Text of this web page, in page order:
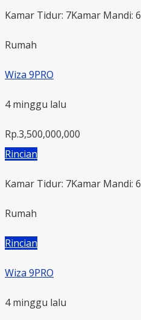
Kamar Tidur: 7Kamar Mandi: 6
Rumah
Wiza 9PRO
4 minggu lalu
Rp.3,500,000,000
Rincian
Kamar Tidur: 7Kamar Mandi: 6
Rumah
Rincian
Wiza 9PRO
4 minggu lalu